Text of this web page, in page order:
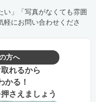
い」「写真がなくても雰囲
軽にお問い合わせくださ
方へ
れるから
かる！
さえましょう